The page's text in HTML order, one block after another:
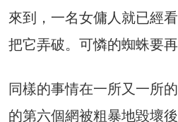
來到，一名女傭人就已經
把它弄破。可憐的蜘蛛要再
同樣的事情在一所又一所
的第六個網被粗暴地毀壞